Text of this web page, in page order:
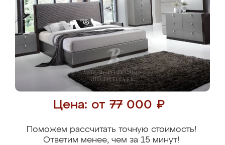
Цена: от 77 000 ₽
Поможем рассчитать точную стоимость!
Ответим менее, чем за 15 минут!